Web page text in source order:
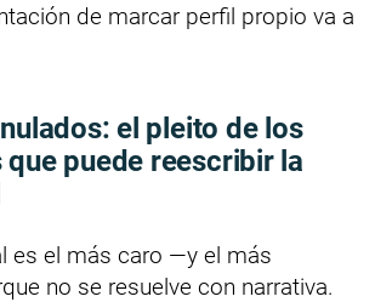
de marcar perfil propio va a
el pleito de los
puede reescribir la
es el más caro —y el más
no se resuelve con narrativa.